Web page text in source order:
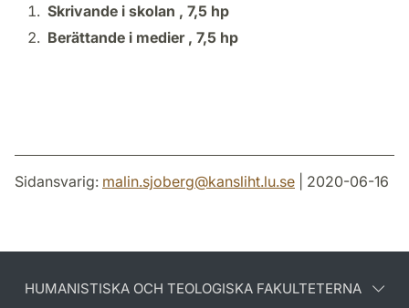
Skrivande i skolan , 7,5 hp
Berättande i medier , 7,5 hp
Sidansvarig: malin.sjoberg@kansliht.lu.se | 2020-06-16
HUMANISTISKA OCH TEOLOGISKA FAKULTETERNA